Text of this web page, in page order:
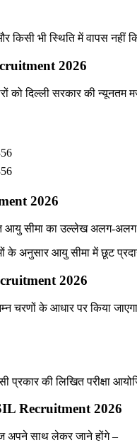
भी स्थिति में वापस नहीं
2026
को दिल्ली सरकार की न्यूनतम
2026
आयु सीमा का उल्लेख अलग-अलग
के अनुसार आयु सीमा में छूट
2026
चरणों के आधार पर किया
प्रकार की लिखित परीक्षा
Recruitment 2026
अपने साथ लेकर जाने होंगे –